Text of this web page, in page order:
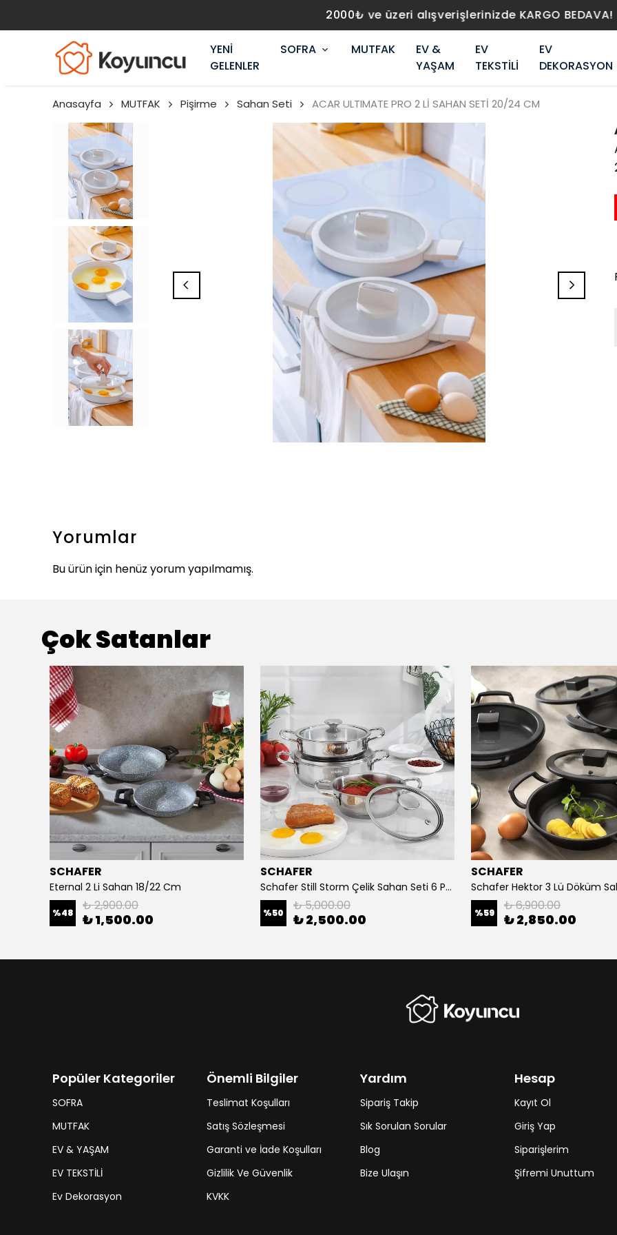
2000₺ ve üzeri alışverişlerinizde KARGO BEDAVA!
YENİ
GELENLER
SOFRA MUTFAK
EV &
YAŞAM
EV
TEKSTİLİ
EV
DEKORASYON
Anasayfa MUTFAK Pişirme Sahan Seti ACAR ULTIMATE PRO 2 Lİ SAHAN SETİ 20/24 CM
Yorumlar
Bu ürün için henüz yorum yapılmamış.
Çok Satanlar
SCHAFER
Eternal 2 Li Sahan 18/22 Cm
%48 ₺ 2,900.00
₺ 1,500.00
SCHAFER
Schafer Still Storm Çelik Sahan Seti 6 Parça-Inox
%50 ₺ 5,000.00
₺ 2,500.00
SCHAFER
%59 ₺ 6,900.00
₺ 2,850.00
Popüler Kategoriler
SOFRA
MUTFAK
EV & YAŞAM
EV TEKSTİLİ
Ev Dekorasyon
Önemli Bilgiler
Teslimat Koşulları
Satış Sözleşmesi
Garanti ve İade Koşulları
Gizlilik Ve Güvenlik
KVKK
Yardım
Sipariş Takip
Sık Sorulan Sorular
Blog
Bize Ulaşın
Hesap
Kayıt Ol
Giriş Yap
Siparişlerim
Şifremi Unuttum